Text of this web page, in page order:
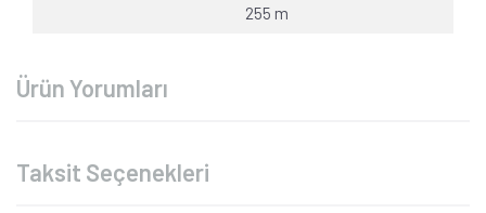
255 m
Ürün Yorumları
Taksit Seçenekleri